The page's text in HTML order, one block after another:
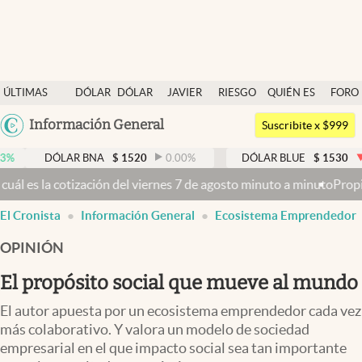
ÚLTIMAS
NOTICIAS
DÓLAR
DÓLAR
JAVIER
RIESGO
QUIÉN ES
QUIÉN
FORO
Argentina
México
Colombia
Información General
Dólar
Members
Economía y Política
Finanzas y Mercados
Mercados Online
Negocios
Columnistas
Otras secciones
Apertura
Suscribite x $999
BNA $ 1520 0.00% DÓLAR BLUE $ 1530 -0.65%
viernes 7 de agosto minuto a minutoPropiedad privada: el
El Cronista Información General Ecosistema Emprendedor
OPINIÓN
El propósito social que mueve al mundo
El autor apuesta por un ecosistema emprendedor cada vez
más colaborativo. Y valora un modelo de sociedad
empresarial en el que impacto social sea tan importante